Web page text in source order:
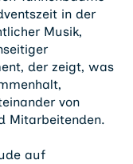
in der
Musik,
der zeigt, was
von
Mitarbeitenden.
auf